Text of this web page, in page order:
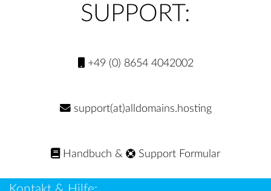
SUPPORT:
+49 (0) 8654 4042002
support(at)alldomains.hosting
Handbuch & Support Formular